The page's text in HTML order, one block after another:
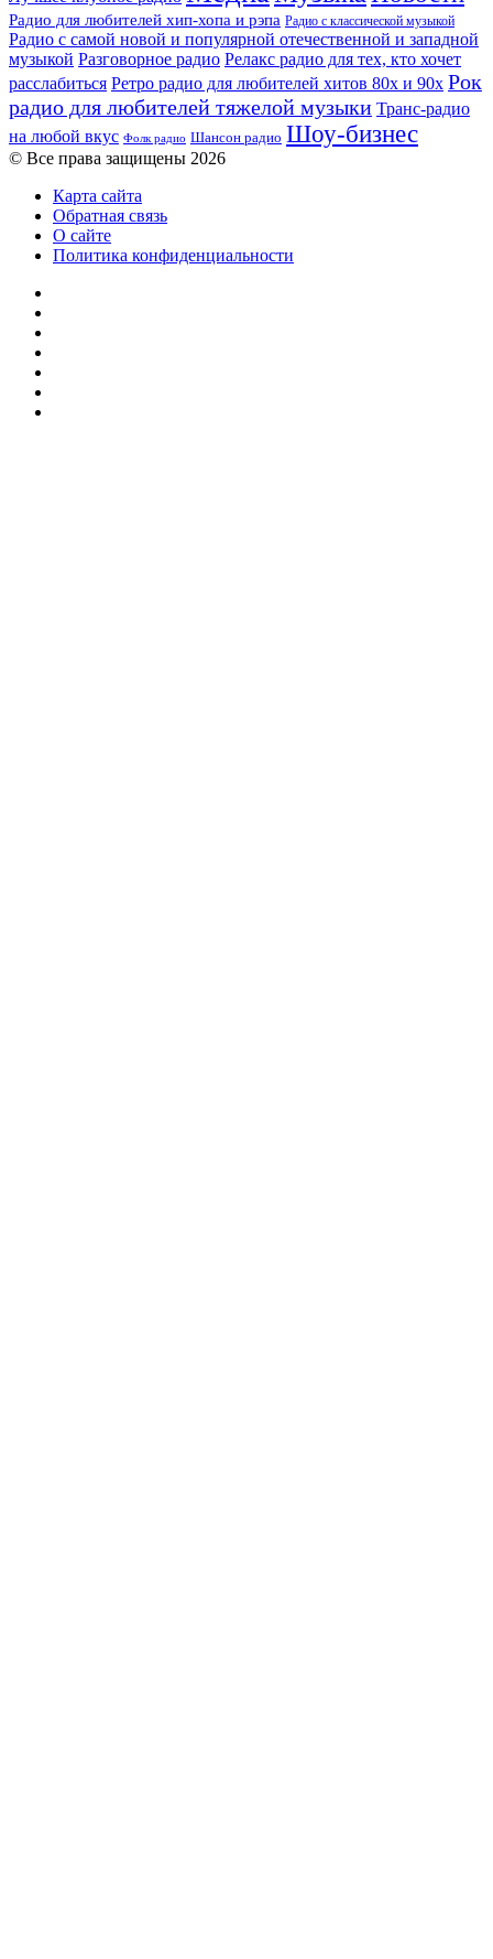
Радио для любителей хип-хопа и рэпа Радио с классической музыкой
Радио с самой новой и популярной отечественной и западной
музыкой Разговорное радио Релакс радио для тех, кто хочет
расслабиться Ретро радио для любителей хитов 80х и 90х Рок
радио для любителей тяжелой музыки Транс-радио
на любой вкус Фолк радио Шансон радио Шоу-бизнес
© Все права защищены 2026
Карта сайта
Обратная связь
О сайте
Политика конфиденциальности